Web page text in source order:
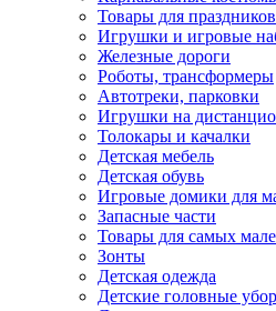
Товары для праздников
Игрушки и игровые
Железные дороги
Роботы, трансформеры
Автотреки, парковки
Игрушки на
Толокары и качалки
Детская мебель
Детская обувь
Игровые домики для
Запасные части
Товары для самых
Зонты
Детская одежда
Детские головные